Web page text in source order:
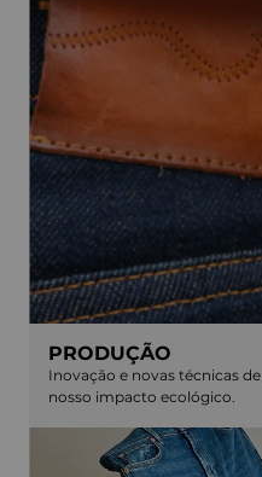
PRODUÇÃO
Inovação e novas técnicas
nosso impacto ecológico.